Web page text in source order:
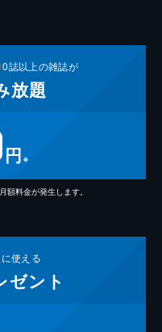
誌以上の雑誌が
放題
円 ※
料金が発生します。
使える
ゼント